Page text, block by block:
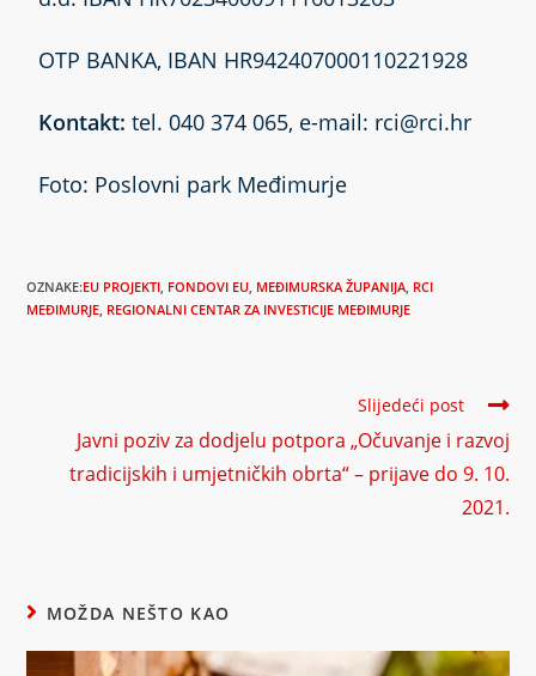
OTP BANKA, IBAN HR942407000110221928
Kontakt:tel. 040 374 065, e-mail: rci@rci.hr
Foto: Poslovni park Međimurje
OZNAKE:EU PROJEKTI FONDOVI EU MEĐIMURSKA ŽUPANIJA RCI
MEĐIMURJE REGIONALNI CENTAR ZA INVESTICIJE MEĐIMURJE
Slijedeći post
Javni poziv za dodjelu potpora „Očuvanje i razvoj
tradicijskih i umjetničkih obrta“ – prijave do 9. 10.
2021.
MOŽDA NEŠTO KAO